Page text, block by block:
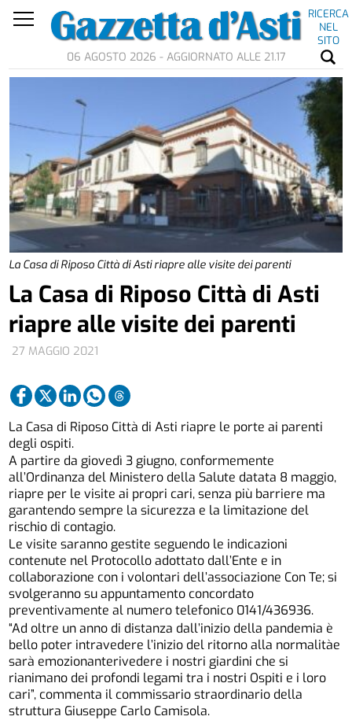
RICERCA
NEL
SITO
06 AGOSTO 2026 - AGGIORNATO ALLE 21.17
La Casa di Riposo Città di Asti riapre alle visite dei parenti
27 MAGGIO 2021
La Casa di Riposo Città di Asti
riapre alle visite dei parenti
La Casa di Riposo Città di Asti riapre le porte ai parenti
degli ospiti.
A partire da giovedì 3 giugno, conformemente
all’Ordinanza del Ministero della Salute datata 8 maggio,
riapre per le visite ai propri cari, senza più barriere ma
garantendo sempre la sicurezza e la limitazione del
rischio di contagio.
Le visite saranno gestite seguendo le indicazioni
contenute nel Protocollo adottato dall’Ente e in
collaborazione con i volontari dell’associazione Con Te; si
svolgeranno su appuntamento concordato
preventivamente al numero telefonico 0141/436936.
“Ad oltre un anno di distanza dall’inizio della pandemia è
bello poter intravedere l’inizio del ritorno alla normalitàe
sarà emozionanterivedere i nostri giardini che si
rianimano dei profondi legami tra i nostri Ospiti e i loro
cari”, commenta il commissario straordinario della
struttura Giuseppe Carlo Camisola.